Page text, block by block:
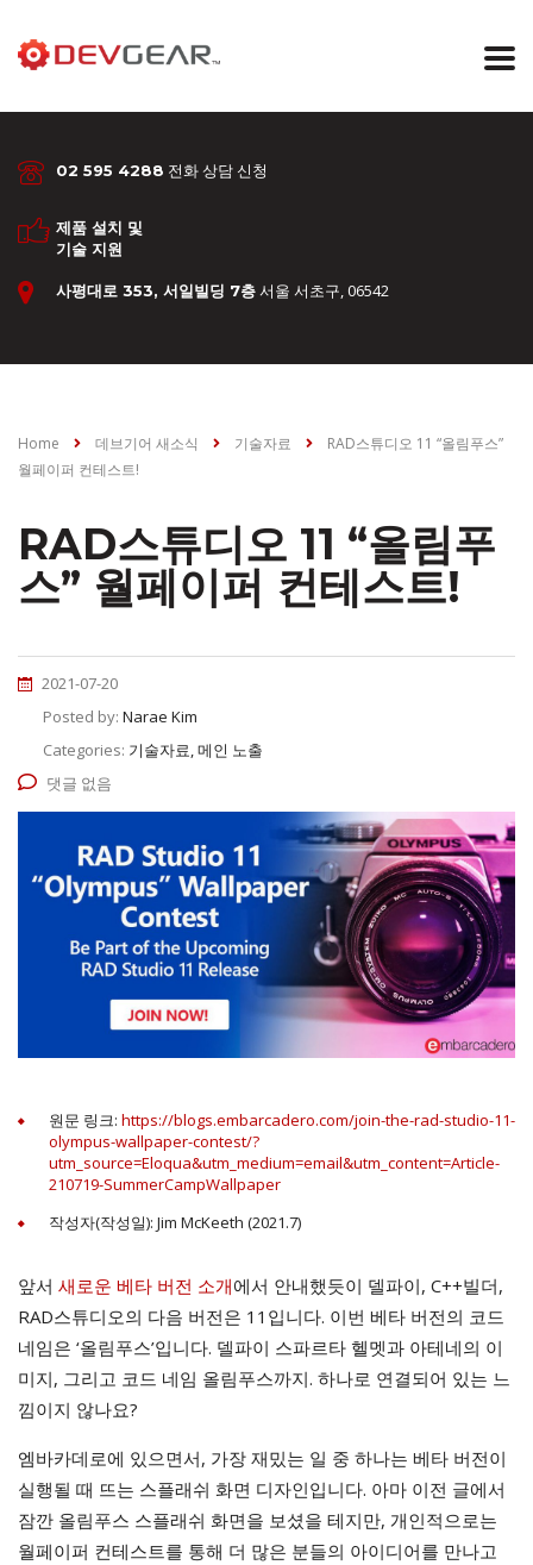
02 595 4288 전화 상담 신청
제품 설치 및
기술 지원
사평대로 353, 서일빌딩 7층서울 서초구, 06542
Home 데브기어 새소식 기술자료
RAD스튜디오 11 “올림푸스”
월페이퍼 컨테스트!
RAD스튜디오 11 “올림푸
스” 월페이퍼 컨테스트!
2021-07-20
Posted by: Narae Kim
Categories: 기술자료, 메인 노출
댓글 없음
원문 링크: https://blogs.embarcadero.com/join-the-rad-studio-11-
olympus-wallpaper-contest/?
utm_source=Eloqua&utm_medium=email&utm_content=Article-
210719-SummerCampWallpaper
작성자(작성일): Jim McKeeth (2021.7)
앞서 새로운 베타 버전 소개에서 안내했듯이 델파이, C++빌더,
RAD스튜디오의 다음 버전은 11입니다. 이번 베타 버전의 코드
네임은 ‘올림푸스’입니다. 델파이 스파르타 헬멧과 아테네의 이
미지, 그리고 코드 네임 올림푸스까지. 하나로 연결되어 있는 느
낌이지 않나요?
엠바카데로에 있으면서, 가장 재밌는 일 중 하나는 베타 버전이
실행될 때 뜨는 스플래쉬 화면 디자인입니다. 아마 이전 글에서
잠깐 올림푸스 스플래쉬 화면을 보셨을 테지만, 개인적으로는
월페이퍼 컨테스트를 통해 더 많은 분들의 아이디어를 만나고